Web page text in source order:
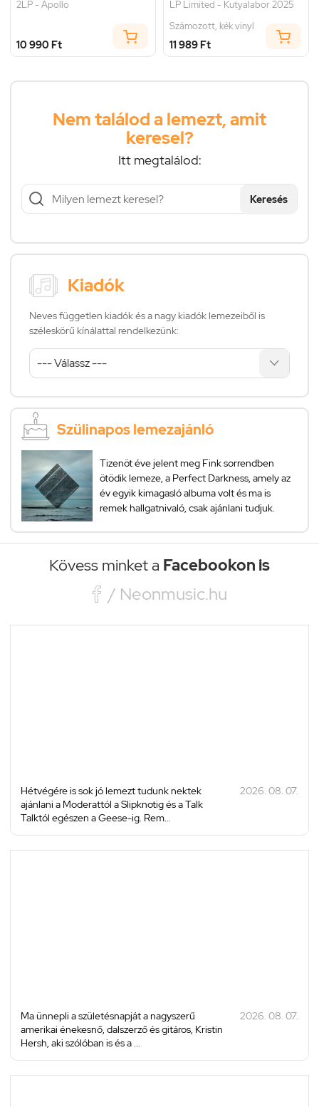
2LP - Apollo
10 990 Ft
LP Limited - Kutyalabor 2025
Számozott, kék vinyl
11 989 Ft
Nem találod a lemezt, amit
keresel?
Itt megtalálod:
Keresés
Kiadók
Neves független kiadók és a nagy kiadók lemezeiből is
széleskörű kínálattal rendelkezünk:
Szülinapos lemezajánló
Tizenöt éve jelent meg Fink sorrendben
ötödik lemeze, a Perfect Darkness, amely az
év egyik kimagasló albuma volt és ma is
remek hallgatnivaló, csak ajánlani tudjuk.
Kövess minket a Facebookon is
 / Neonmusic.hu
Hétvégére is sok jó lemezt tudunk nektek
ajánlani a Moderattól a Slipknotig és a Talk
Talktól egészen a Geese-ig. Rem...
2026. 08. 07.
Ma ünnepli a születésnapját a nagyszerű
amerikai énekesnő, dalszerző és gitáros, Kristin
Hersh, aki szólóban is és a ...
2026. 08. 07.